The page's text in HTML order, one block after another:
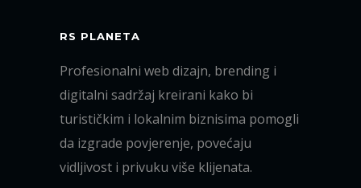
RS PLANETA
Profesionalni web dizajn, brending i
digitalni sadržaj kreirani kako bi
turističkim i lokalnim biznisima pomogli
da izgrade povjerenje, povećaju
vidljivost i privuku više klijenata.